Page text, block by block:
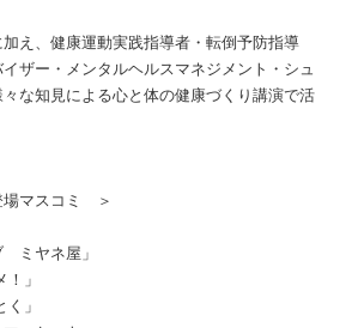
え、健康運動実践指導者・転倒予防指導
ザー・メンタルヘルスマネジメント・シュ
な知見による心と体の健康づくり講演で活
マスコミ ＞
ミヤネ屋」
」
」